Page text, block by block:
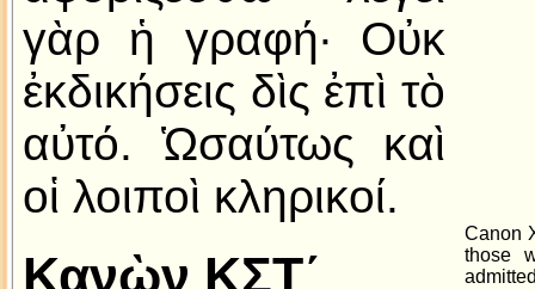
γὰρ ἡ γραφή· Οὐκ
ἐκδικήσεις δὶς ἐπὶ τὸ
αὐτό. Ὡσαύτως καὶ
οἱ λοιποὶ κληρικοί.
Κανὼν ΚΣΤ´
Canon
those